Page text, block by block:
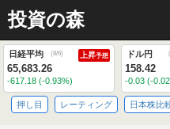
投資の森
日経平均 (8/6) 上昇予想
65,683.26
-617.18 (-0.93%)
ドル円
158.42
-0.03 (-
押し目 レーティング 日本株比